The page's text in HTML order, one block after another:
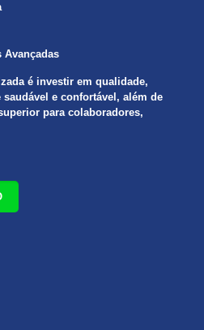
Avançadas
é investir em qualidade,
e confortável, além de
para colaboradores,